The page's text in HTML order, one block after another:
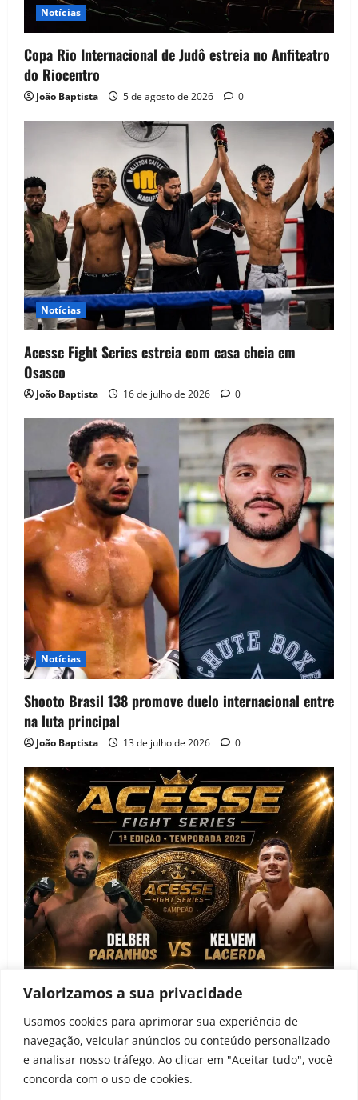
Valorizamos a sua privacidade
Usamos cookies para aprimorar sua experiência de
navegação, veicular anúncios ou conteúdo personalizado
e analisar nosso tráfego. Ao clicar em "Aceitar tudo", você
concorda com o uso de cookies.
Notícias
Copa Rio Internacional de Judô estreia no Anfiteatro
do Riocentro
João Baptista 5 de agosto de 2026 0
Notícias
Acesse Fight Series estreia com casa cheia em
Osasco
João Baptista 16 de julho de 2026 0
Notícias
Shooto Brasil 138 promove duelo internacional entre
na luta principal
João Baptista 13 de julho de 2026 0
Acesse Fight Series anuncia primeira edição e
projeto de desenvolvimento para atletas amadores